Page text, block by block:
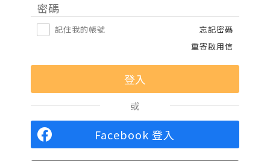
密碼
記住我的帳號
忘記密碼
重寄啟用信
或
Facebook 登入